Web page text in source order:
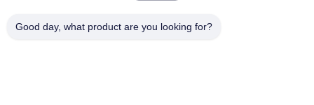
Good day, what product are you looking for?